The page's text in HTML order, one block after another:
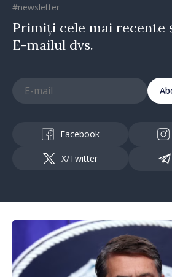
#newsletter
Primiți cele mai recente
E-mailul dvs.
Facebook
X/Twitter